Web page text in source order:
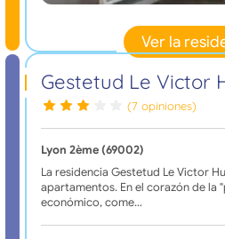
Ver la
Gestetud Le Victor
(7 opiniones)
Lyon 2ème (69002)
La residencia Gestetud Le Victor
apartamentos. En el corazón de la
económico, come…